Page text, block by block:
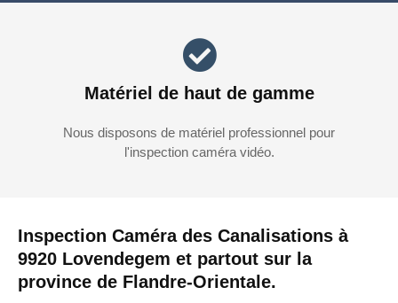
Inspection Caméra des Canalisations à
9920 Lovendegem et partout sur la
province de Flandre-Orientale.
Matériel de haut de gamme
Nous disposons de matériel professionnel pour
l'inspection caméra vidéo.